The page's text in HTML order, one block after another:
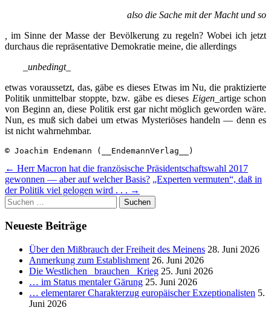
also die Sache mit der Macht und so
,im Sinne der Masse der Bevölkerung zu regeln? Wobei ich jetzt
durchaus die repräsentative Demokratie meine, die allerdings
unbedingt_
etwas voraussetzt, das, gäbe es dieses Etwas im Nu, die praktizierte
Politik unmittelbar stoppte, bzw. gäbe es dieses Eigen_artige schon
von Beginn an, diese Politik erst gar nicht möglich geworden wäre.
Nun, es muß sich dabei um etwas Mysteriöses handeln — denn es
ist nicht wahrnehmbar.
© Joachim Endemann (__EndemannVerlag__)
Beitragsnavigation
← Herr Macron hat die französische Präsidentschaftswahl 2017
gewonnen — aber auf welcher Basis? „Experten vermuten“, daß in
der Politik viel gelogen wird . . . →
Suchen
nach:
Neueste Beiträge
Über den Mißbrauch der Freiheit des Meinens 28. Juni 2026
Anmerkung zum Establishment 26. Juni 2026
Die Westlichen _brauchen_ Krieg 25. Juni 2026
… im Status mentaler Gärung 25. Juni 2026
… elementarer Charakterzug europäischer Exzeptionalisten 5.
Juni 2026